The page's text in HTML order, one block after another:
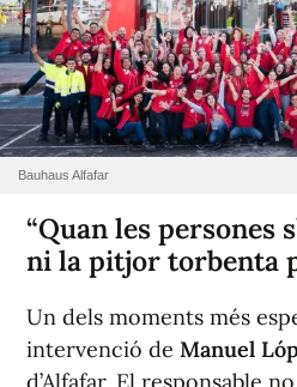
Bauhaus Alfafar
“Quan les persones
ni la pitjor torbenta
Un dels moments més
intervenció de Manuel